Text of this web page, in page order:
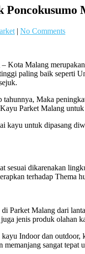
| No Comments
Kota Malang
paling baik seperti
Maka
Parket Malang
kayu untuk dipasang
dikarenakan
terhadap Thema
Parket Malang dari
jenis produk olahan
Indoor dan
sangat tepat